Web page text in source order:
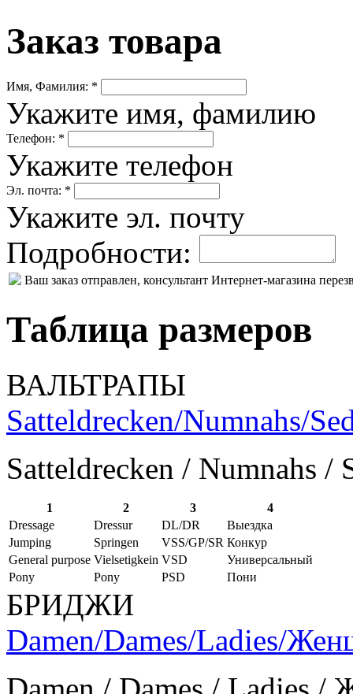
Заказ товара
Имя, Фамилия: *
Укажите имя, фамилию
Телефон: *
Укажите телефон
Эл. почта: *
Укажите эл. почту
Подробности:
Ваш заказ отправлен, консультант Интернет-магазина
Таблица размеров
ВАЛЬТРАПЫ
Satteldrecken/Numnahs/
Satteldrecken / Numnahs /
1 2 3
4
Dressage
Dressur DL/DR
Выездка
Jumping
Springen VSS/GP/SR Конкур
General purpose Vielsetigkein VSD
Универсальный
Pony
Pony PSD Пони
БРИДЖИ
Damen/Dames/Ladies/